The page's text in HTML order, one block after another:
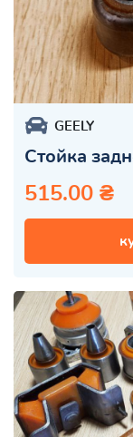
GEELY
Стойка
515.00 ₴